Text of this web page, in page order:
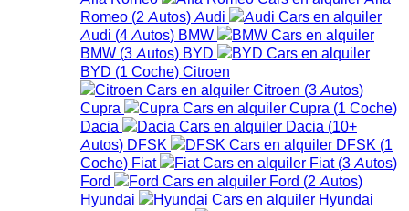
Romeo (2Autos) Audi
Audi (4Autos) BMW
BMW (3Autos) BYD
BYD (1 Coche) Citroen
Citroen (3Autos)
Cupra
Cupra (1 Coche)
Dacia
Dacia (10+
Autos) DFSK DFSK (1
Coche) Fiat Fiat (3Autos)
Ford
Ford (2Autos)
Hyundai
Hyundai